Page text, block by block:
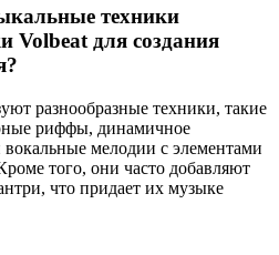
техники
Volbeat для создания
разнообразные техники, такие
риффы, динамичное
вокальные мелодии с элементами
того, они часто добавляют
что придает их музыке